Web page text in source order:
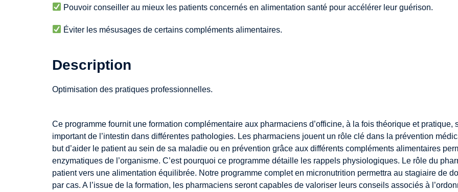
Pouvoir conseiller au mieux les patients concernés en alimentation santé pour accélérer leur guérison.
Éviter les mésusages de certains compléments alimentaires.
Description
Optimisation des pratiques professionnelles.
Ce programme fournit une formation complémentaire aux pharmaciens d’officine, à la fois théorique et
important de l’intestin dans différentes pathologies. Les pharmaciens jouent un rôle clé dans la prévention
but d’aider le patient au sein de sa maladie ou en prévention grâce aux différents compléments alimentaires
enzymatiques de l’organisme. C’est pourquoi ce programme détaille les rappels physiologiques. Le rôle du
patient vers une alimentation équilibrée. Notre programme complet en micronutrition permettra au stagiaire de
par cas. A l’issue de la formation, les pharmaciens seront capables de valoriser leurs conseils associés à